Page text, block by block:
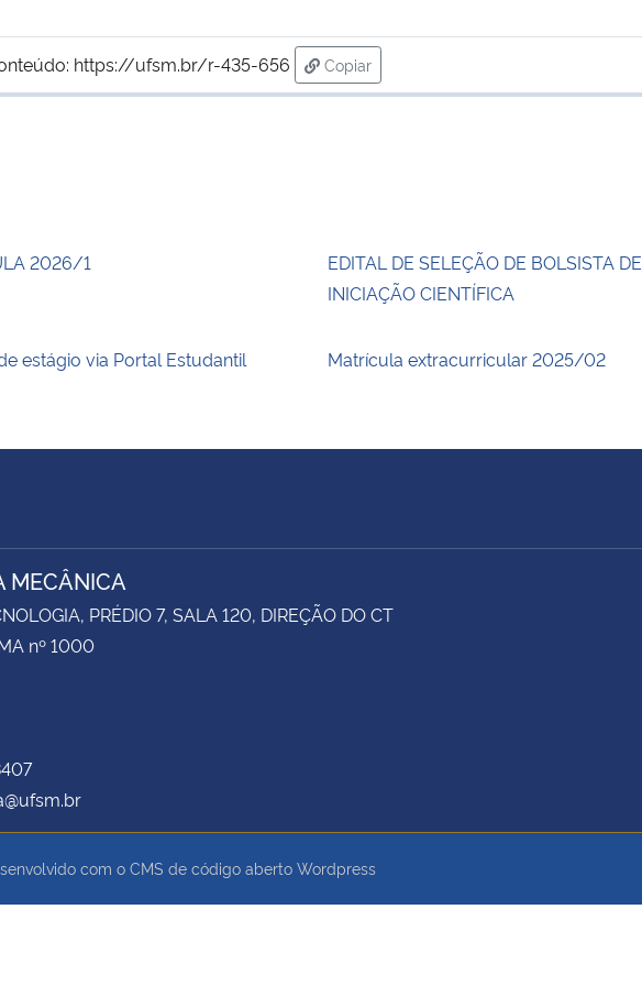
https://ufsm.br/r-435-656
Copiar
para área de transferência
2026/1
EDITAL DE SELEÇÃO DE BOLSISTA DE
INICIAÇÃO CIENTÍFICA
estágio via Portal Estudantil Matrícula extracurricular 2025/02
MECÂNICA
PRÉDIO 7, SALA 120, DIREÇÃO DO CT
nº 1000
com o CMS de código aberto Wordpress